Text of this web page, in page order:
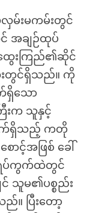
မ်းမကမ်းတွင်
အချဉ်ထုပ်
ေးကြည်၏ဆိုင်
တွင်ရှိသည်။ ကို
ရှိသော
းက သူနှင့်
ာက်ရှိသည့် ကတို
င့်အဖြစ် ခေါ်
ရပ်ကွက်ထဲတွင်
င် သူမ၏ပစ္စည်း
။ ပြီးတော့